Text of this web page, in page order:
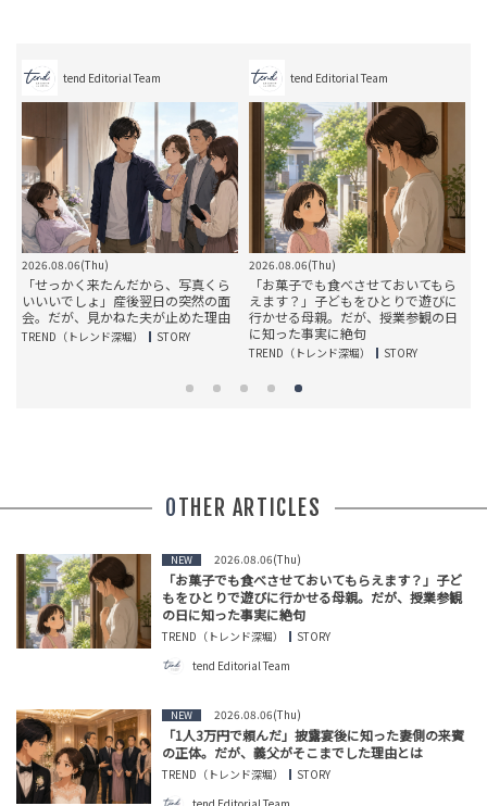
tend Editorial Team
2026.08.06(Thu)
「せっかく来たんだから、写真くら
いいいでしょ」産後翌日の突然の面
会。だが、見かねた夫が止めた理由
TREND（トレンド深堀） STORY
tend Editorial Team
2026.08.06(Thu)
「お菓子でも食べさせておいてもら
えます？」子どもをひとりで遊びに
行かせる母親。だが、授業参観の日
に知った事実に絶句
TREND（トレンド深堀） STORY
OTHER ARTICLES
NEW 2026.08.06(Thu)
「お菓子でも食べさせておいてもらえます？」子ど
もをひとりで遊びに行かせる母親。だが、授業参観
の日に知った事実に絶句
TREND（トレンド深堀）
STORY
tend Editorial Team
NEW 2026.08.06(Thu)
「1人3万円で頼んだ」披露宴後に知った妻側の来賓
の正体。だが、義父がそこまでした理由とは
TREND（トレンド深堀）
STORY